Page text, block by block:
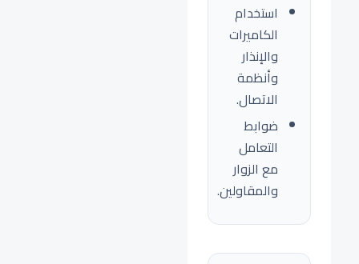
استخدام
الكاميرات
والإنذار
وأنظمة
الاتصال.
ضوابط
التعامل
مع الزوار
والمقاولين.